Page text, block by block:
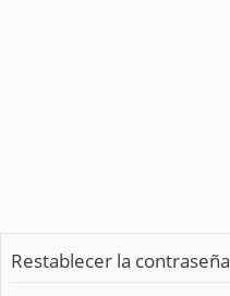
Restablecer la contraseña